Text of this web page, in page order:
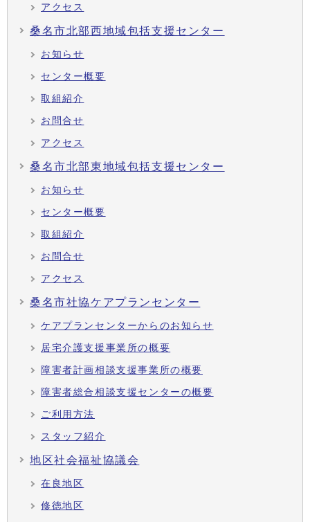
アクセス
桑名市北部西地域包括支援センター
お知らせ
センター概要
取組紹介
お問合せ
アクセス
桑名市北部東地域包括支援センター
お知らせ
センター概要
取組紹介
お問合せ
アクセス
桑名市社協ケアプランセンター
ケアプランセンターからのお知らせ
居宅介護支援事業所の概要
障害者計画相談支援事業所の概要
障害者総合相談支援センターの概要
ご利用方法
スタッフ紹介
地区社会福祉協議会
在良地区
修徳地区